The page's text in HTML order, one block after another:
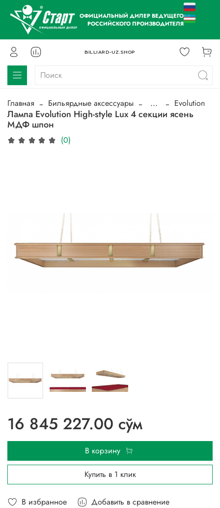
ОФИЦИАЛЬНЫЙ ДИЛЕР ВЕДУЩЕГО
РОССИЙСКОГО ПРОИЗВОДИТЕЛЯ
BILLIARD-UZ.SHOP
Главная Бильярдные аксессуары ... Evolution
Лампа Evolution High-style Lux 4 секции ясень
МДФ шпон
(0)
В избранное Добавить в сравнение
16 845 227.00 сўм
В корзину
Купить в 1 клик